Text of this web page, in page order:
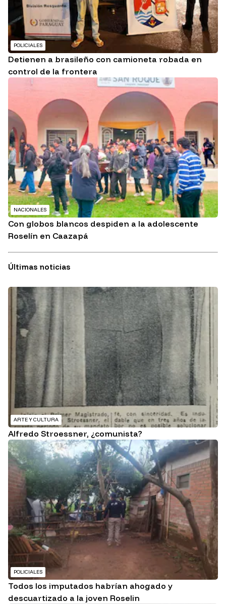
POLICIALES
Detienen a brasileño con camioneta robada en
control de la frontera
NACIONALES
Con globos blancos despiden a la adolescente
Roselín en Caazapá
Últimas noticias
ARTE Y CULTURA
Alfredo Stroessner, ¿comunista?
POLICIALES
Todos los imputados habrían ahogado y
descuartizado a la joven Roselin